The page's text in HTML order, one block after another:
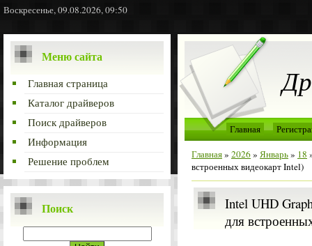
Воскресенье, 09.08.2026, 09:50
Меню сайта
Главная страница
Каталог драйверов
Поиск драйверов
Информация
Решение проблем
Поиск
Главная
Главная» 2026» Январь» 18
встроенных видеокарт Intel)
Intel UHD
для